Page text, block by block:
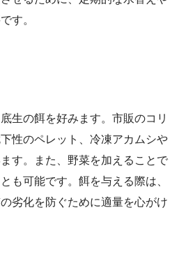
す。
生の餌を好みます。市販のコリ
性のペレット、冷凍アカムシや
す。また、野菜を加えることで
も可能です。餌を与える際は、
劣化を防ぐために適量を心がけ